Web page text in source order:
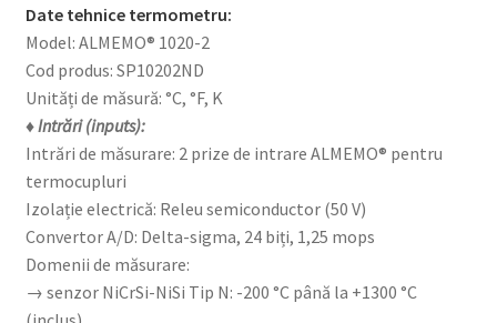
Date tehnice termometru:
Model: ALMEMO® 1020-2
Cod produs: SP10202ND
Unități de măsură: °C, °F, K
♦ Intrări (inputs):
Intrări de măsurare: 2 prize de intrare ALMEMO® pentru
termocupluri
Izolație electrică: Releu semiconductor (50 V)
Convertor A/D: Delta-sigma, 24 biți, 1,25 mops
Domenii de măsurare:
→ senzor NiCrSi-NiSi Tip N: -200 °C până la +1300 °C